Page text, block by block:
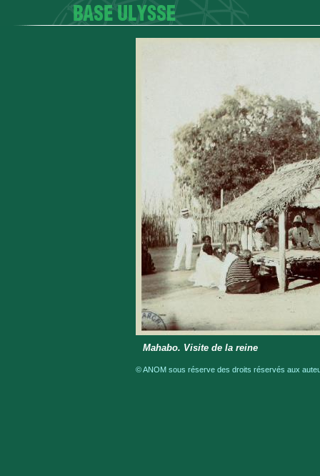
Mahabo. Visite de la reine
© ANOM sous réserve des droits réservés aux